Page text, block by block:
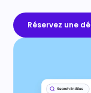
Réservez une